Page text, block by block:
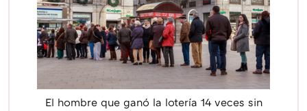
El hombre que ganó la lotería 14 veces sin